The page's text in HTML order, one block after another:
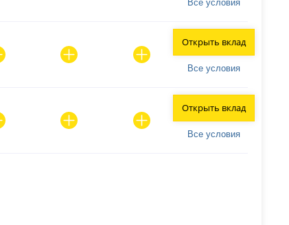
Все условия
Все условия
Открыть вклад
Все условия
Открыть вклад